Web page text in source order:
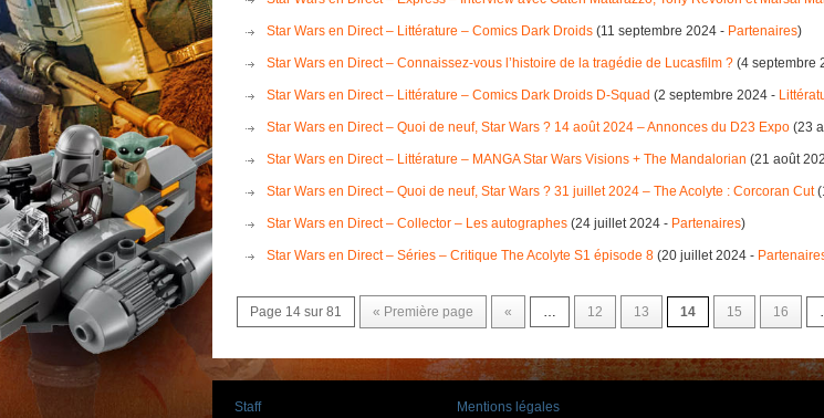
Star Wars en Direct – Littérature – Comics Dark Droids (11 septembre 2024 - Partenaires)
Star Wars en Direct – Connaissez-vous l’histoire de la tragédie de Lucasfilm ? (4 septembre
Star Wars en Direct – Littérature – Comics Dark Droids D-Squad (2 septembre 2024 -
Star Wars en Direct – Quoi de neuf, Star Wars ? 14 août 2024 – Annonces du D23 Expo (23
Star Wars en Direct – Littérature – MANGA Star Wars Visions + The Mandalorian (21 août
Star Wars en Direct – Quoi de neuf, Star Wars ? 31 juillet 2024 – The Acolyte : Corcoran Cut
Star Wars en Direct – Collector – Les autographes (24 juillet 2024 - Partenaires)
Star Wars en Direct – Séries – Critique The Acolyte S1 épisode 8 (20 juillet 2024 -
Page 14 sur 81 « Première page « … 12 13 14 15 16
Staff Mentions légales